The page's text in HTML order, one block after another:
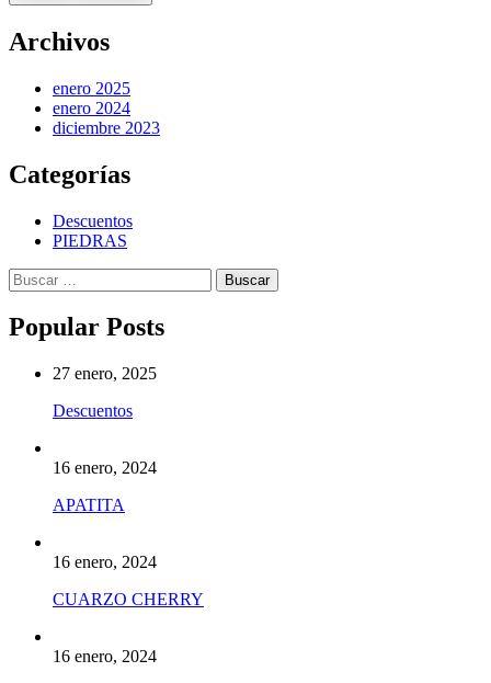
Archivos
enero 2025
enero 2024
diciembre 2023
Categorías
Descuentos
PIEDRAS
Buscar:
Popular Posts
27 enero, 2025
Descuentos
16 enero, 2024
APATITA
16 enero, 2024
CUARZO CHERRY
16 enero, 2024